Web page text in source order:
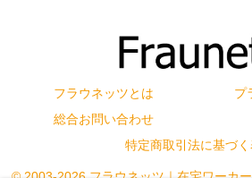
フラウネッツとは
プ
総合お問い合わせ
特定商取引法に基づ